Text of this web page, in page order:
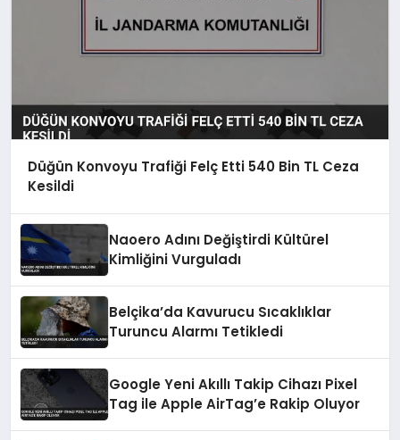
Düğün Konvoyu Trafiği Felç Etti 540 Bin TL Ceza
Kesildi
Naoero Adını Değiştirdi Kültürel
Kimliğini Vurguladı
Belçika’da Kavurucu Sıcaklıklar
Turuncu Alarmı Tetikledi
Google Yeni Akıllı Takip Cihazı Pixel
Tag ile Apple AirTag’e Rakip Oluyor